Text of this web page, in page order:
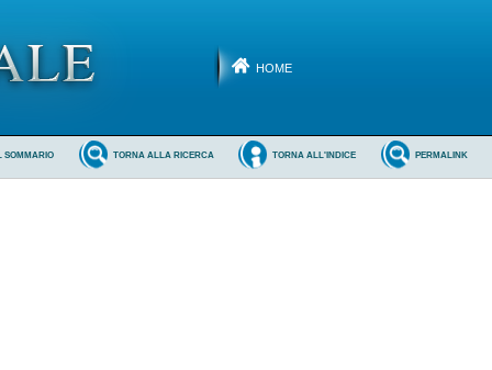
HOME
PERMALINK
TORNA ALL'INDICE
TORNA ALLA RICERCA
SOMMARIO